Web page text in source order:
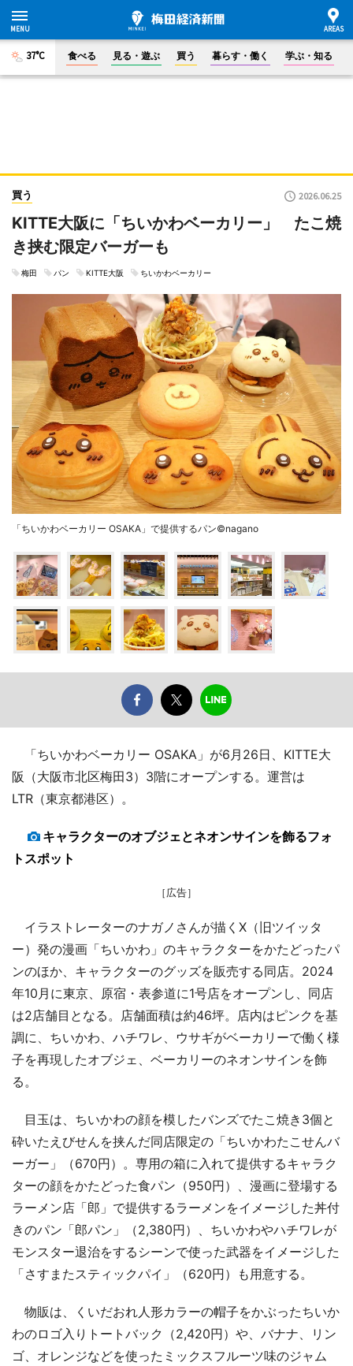
37°C 食べる 見る・遊ぶ 買う 暮らす・働く 学ぶ・知る
買う 2026.06.25
KITTE大阪に「ちいかわベーカリー」 たこ焼
き挟む限定バーガーも
梅田 パン KITTE大阪 ちいかわベーカリー
「ちいかわベーカリー OSAKA」で提供するパン©nagano
「ちいかわベーカリー OSAKA」が6月26日、KITTE大
阪（大阪市北区梅田3）3階にオープンする。運営は
LTR（東京都港区）。
キャラクターのオブジェとネオンサインを飾るフォ
トスポット
［広告］
イラストレーターのナガノさんが描くX（旧ツイッタ
ー）発の漫画「ちいかわ」のキャラクターをかたどったパ
ンのほか、キャラクターのグッズを販売する同店。2024
年10月に東京、原宿・表参道に1号店をオープンし、同店
は2店舗目となる。店舗面積は約46坪。店内はピンクを基
調に、ちいかわ、ハチワレ、ウサギがベーカリーで働く様
子を再現したオブジェ、ベーカリーのネオンサインを飾
る。
目玉は、ちいかわの顔を模したバンズでたこ焼き3個と
砕いたえびせんを挟んだ同店限定の「ちいかわたこせんバ
ーガー」（670円）。専用の箱に入れて提供するキャラク
ターの顔をかたどった食パン（950円）、漫画に登場する
ラーメン店「郎」で提供するラーメンをイメージした丼付
きのパン「郎パン」（2,380円）、ちいかわやハチワレが
モンスター退治をするシーンで使った武器をイメージした
「さすまたスティックパイ」（620円）も用意する。
物販は、くいだおれ人形カラーの帽子をかぶったちいか
わのロゴ入りトートバック（2,420円）や、バナナ、リン
ゴ、オレンジなどを使ったミックスフルーツ味のジャム